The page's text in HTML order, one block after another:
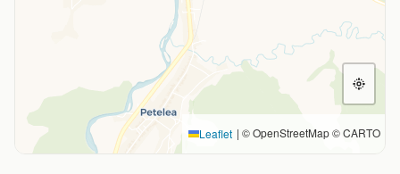
Leaflet | © OpenStreetMap © CARTO